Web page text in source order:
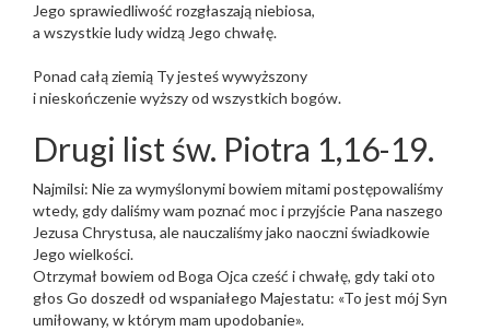
Jego sprawiedliwość rozgłaszają niebiosa,
a wszystkie ludy widzą Jego chwałę.
Ponad całą ziemią Ty jesteś wywyższony
i nieskończenie wyższy od wszystkich bogów.
Drugi list św. Piotra 1,16-19.
Najmilsi: Nie za wymyślonymi bowiem mitami postępowaliśmy
wtedy, gdy daliśmy wam poznać moc i przyjście Pana naszego
Jezusa Chrystusa, ale nauczaliśmy jako naoczni świadkowie
Jego wielkości.
Otrzymał bowiem od Boga Ojca cześć i chwałę, gdy taki oto
głos Go doszedł od wspaniałego Majestatu: «To jest mój Syn
umiłowany, w którym mam upodobanie».